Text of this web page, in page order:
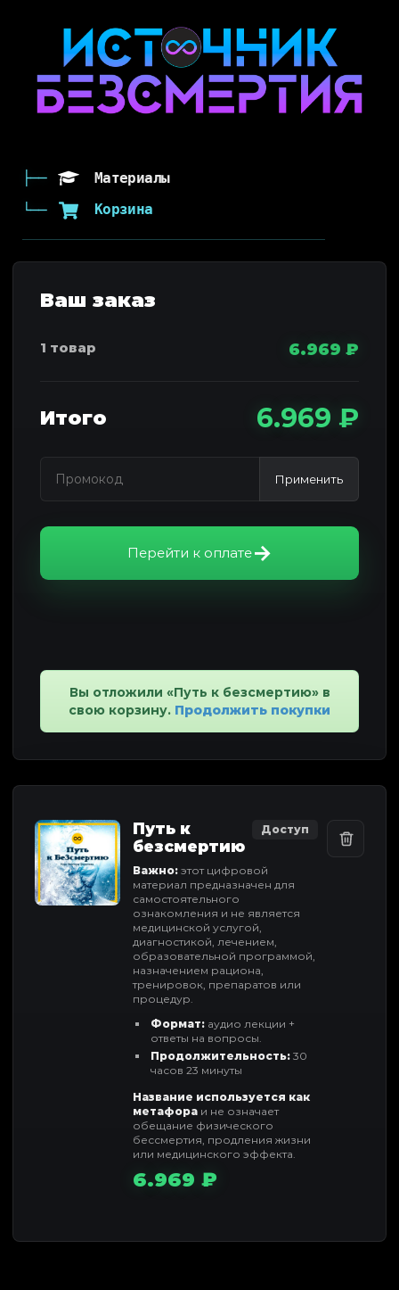
Материалы
Корзина
Доступ
Путь к
безсмертию
Важно: этот цифровой
материал предназначен для
самостоятельного
ознакомления и не является
медицинской услугой,
диагностикой, лечением,
образовательной программой,
назначением рациона,
тренировок, препаратов или
процедур.
Формат: аудио лекции +
ответы на вопросы.
Продолжительность: 30
часов 23 минуты
Название используется как
метафора и не означает
обещание физического
бессмертия, продления жизни
или медицинского эффекта.
6.969 ₽
6.969 ₽
Итого 6.969 ₽
Применить
Перейти к оплате
Вы отложили «Путь к безсмертию» в
свою корзину. Продолжить покупки